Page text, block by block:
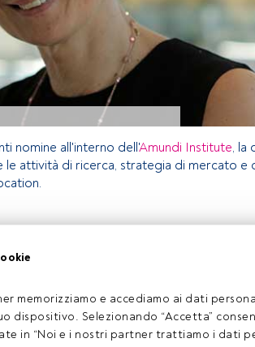
memorizziamo e accediamo ai dati
dispositivo. Selezionando “Accetta”
in “Noi e i nostri partner trattiamo i dati
nomine all'interno dell'Amundi Institute, la
le attività di ricerca, strategia di mercato e
Login. Se non hai ancora un account,
Accedere a FundsPeople